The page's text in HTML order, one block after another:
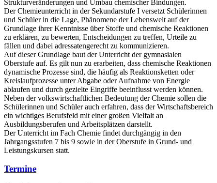
Strukturveränderungen und Umbau chemischer Bindungen.
Der Chemieunterricht in der Sekundarstufe I versetzt Schülerinnen
und Schüler in die Lage, Phänomene der Lebenswelt auf der
Grundlage ihrer Kenntnisse über Stoffe und chemische Reaktionen
zu erklären, zu bewerten, Entscheidungen zu treffen, Urteile zu
fällen und dabei adressatengerecht zu kommunizieren.
Auf dieser Grundlage baut der Unterricht der gymnasialen
Oberstufe auf. Es gilt nun zu erarbeiten, dass chemische Reaktionen
dynamische Prozesse sind, die häufig als Reaktionsketten oder
Kreislaufprozesse unter Abgabe oder Aufnahme von Energie
ablaufen und durch gezielte Eingriffe beeinflusst werden können.
Neben der volkswirtschaftlichen Bedeutung der Chemie sollen die
Schülerinnen und Schüler auch erfahren, dass der Wirtschaftsbereich
ein wichtiges Berufsfeld mit einer großen Vielfalt an
Ausbildungsberufen und Arbeitsplätzen darstellt.
Der Unterricht im Fach Chemie findet durchgängig in den
Jahrgangsstufen 7 bis 9 sowie in der Oberstufe in Grund- und
Leistungskursen statt.
Termine